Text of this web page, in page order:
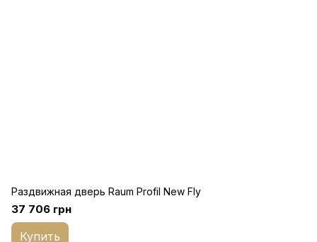
Раздвижная дверь Raum Profil New Fly
37 706 грн
Купить